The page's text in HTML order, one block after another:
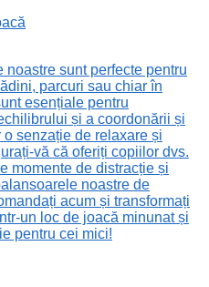
noastre sunt perfecte pentru
parcuri sau chiar în
esențiale pentru
și a coordonării și
senzație de relaxare și
vă că oferiți copiilor dvs.
momente de distracție și
noastre de
acum și transformați
un loc de joacă minunat și
pentru cei mici!